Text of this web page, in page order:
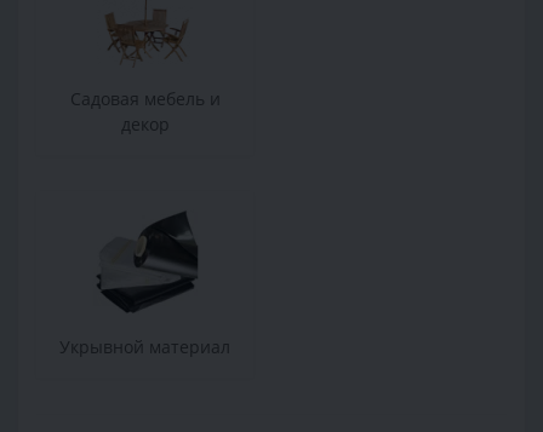
Садовая мебель и
декор
Укрывной материал